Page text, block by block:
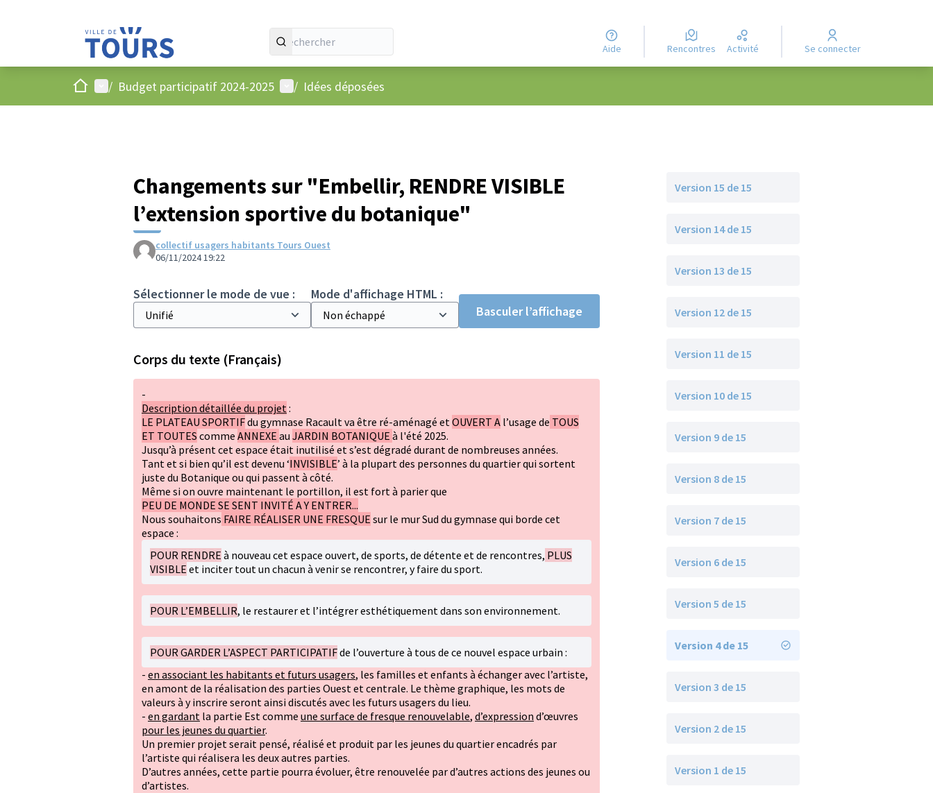
Aide Rencontres Activité Se connecter
AccueilMenu principal
/ Budget participatif 2024-2025 Menu utilisateur
/ Idées déposées
Changements sur "Embellir, RENDRE VISIBLE
l’extension sportive du botanique"
collectif usagers habitants Tours Ouest
06/11/2024 19:22
Sélectionner le mode de vue :
Mode d'affichage HTML :
Basculer l’affichage
Corps du texte (Français)
-
Description détaillée du projet:
LE PLATEAU SPORTIFdu gymnase Racault va être ré-aménagé etOUVERT A l’usage de TOUS
ET TOUTES comme ANNEXE au JARDIN BOTANIQUE à l'été 2025.
Jusqu’à présent cet espace était inutilisé et s’est dégradé durant de nombreuses années.
Tant et si bien qu’il est devenu ‘INVISIBLE’ à la plupart des personnes du quartier qui sortent
juste du Botanique ou qui passent à côté.
Même si on ouvre maintenant le portillon, il est fort à parier que
PEU DE MONDE SE SENT INVITÉ A Y ENTRER...
Nous souhaitons FAIRE RÉALISER UNE FRESQUE sur le mur Sud du gymnase qui borde cet
espace :
POUR RENDRE à nouveau cet espace ouvert, de sports, de détente et de rencontres, PLUS
VISIBLE et inciter tout un chacun à venir se rencontrer, y faire du sport.
POUR L’EMBELLIR, le restaurer et l’intégrer esthétiquement dans son environnement.
POUR GARDER L’ASPECT PARTICIPATIFde l’ouverture à tous de ce nouvel espace urbain :
- en associant les habitants et futurs usagers, les familles et enfants à échanger avec l’artiste,
en amont de la réalisation des parties Ouest et centrale. Le thème graphique, les mots de
valeurs à y inscrire seront ainsi discutés avec les futurs usagers du lieu.
- en gardant la partie Est comme une surface de fresque renouvelable, d’expression d’œuvres
pour les jeunes du quartier.
Un premier projet serait pensé, réalisé et produit par les jeunes du quartier encadrés par
l’artiste qui réalisera les deux autres parties.
D’autres années, cette partie pourra évoluer, être renouvelée par d’autres actions des jeunes ou
d’artistes.
Version 15 de 15
Version 14 de 15
Version 13 de 15
Version 12 de 15
Version 11 de 15
Version 10 de 15
Version 9 de 15
Version 8 de 15
Version 7 de 15
Version 6 de 15
Version 5 de 15
Version 4 de 15
Version 3 de 15
Version 2 de 15
Version 1 de 15